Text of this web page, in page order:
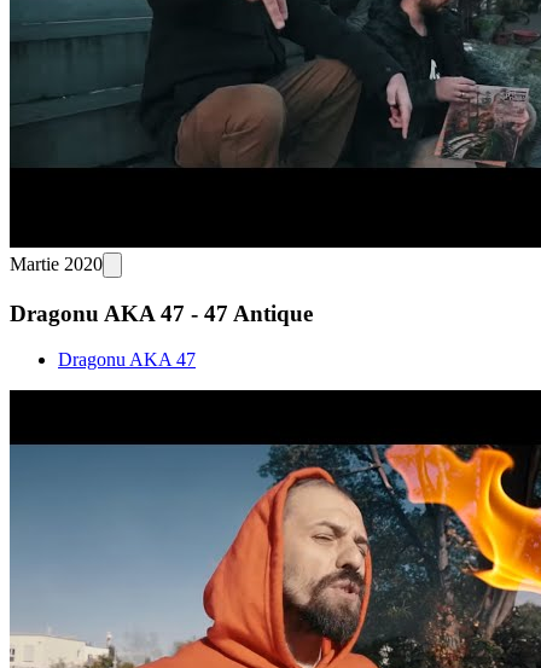
Martie 2020
Dragonu AKA 47 - 47 Antique
Dragonu AKA 47